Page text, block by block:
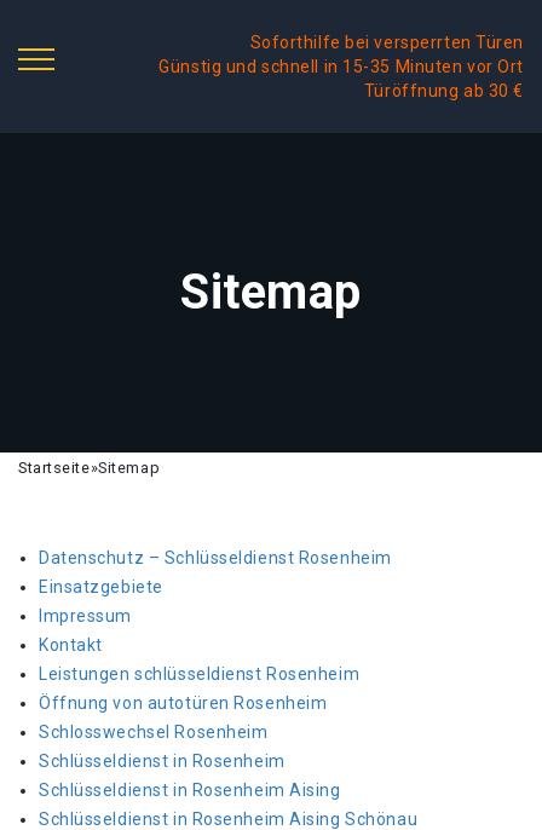
Soforthilfe bei versperrten Türen
Günstig und schnell in 15-35 Minuten vor Ort
Türöffnung ab 30 €
Sitemap
Startseite»Sitemap
Datenschutz – Schlüsseldienst Rosenheim
Einsatzgebiete
Impressum
Kontakt
Leistungen schlüsseldienst Rosenheim
Öffnung von autotüren Rosenheim
Schlosswechsel Rosenheim
Schlüsseldienst in Rosenheim
Schlüsseldienst in Rosenheim Aising
Schlüsseldienst in Rosenheim Aising Schönau